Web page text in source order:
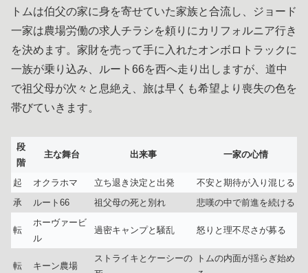
トムは伯父の家に身を寄せていた家族と合流し、ジョード
一家は農場労働の求人チラシを頼りにカリフォルニア行き
を決めます。家財を売って手に入れたオンボロトラックに
一族が乗り込み、ルート66を西へ走り出しますが、道中
で祖父母が次々と息絶え、旅は早くも希望より喪失の色を
帯びていきます。
段
階
主な舞台 出来事 一家の心情
起 オクラホマ 立ち退き決定と出発
不安と期待が入り混じる
承
ルート66 祖父母の死と別れ 悲嘆の中で前進を続ける
転
ホーヴァービ
ル
過密キャンプと騒乱 怒りと理不尽さが募る
転 キーン農場
ストライキとケーシーの
トムの内面が揺らぎ始め